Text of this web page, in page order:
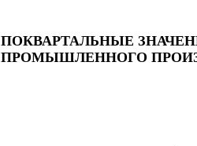
ПОКВАРТАЛЬНЫЕ
ПРОМЫШЛЕННОГО